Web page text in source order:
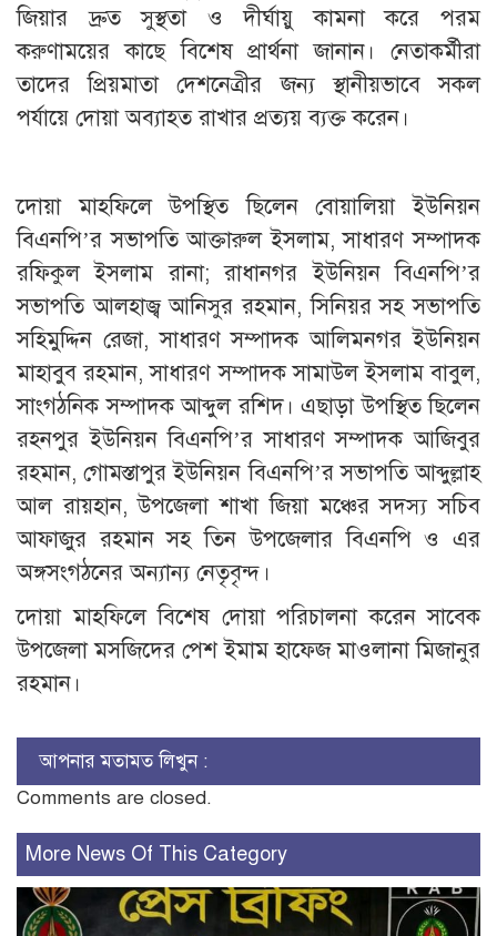
জিয়ার দ্রুত সুস্থতা ও দীর্ঘায়ু কামনা করে পরম
করুণাময়ের কাছে বিশেষ প্রার্থনা জানান। নেতাকর্মীরা
তাদের প্রিয়মাতা দেশনেত্রীর জন্য স্থানীয়ভাবে সকল
পর্যায়ে দোয়া অব্যাহত রাখার প্রত্যয় ব্যক্ত করেন।
​দোয়া মাহফিলে উপস্থিত ছিলেন বোয়ালিয়া ইউনিয়ন
বিএনপি’র সভাপতি আক্তারুল ইসলাম, সাধারণ সম্পাদক
রফিকুল ইসলাম রানা; রাধানগর ইউনিয়ন বিএনপি’র
সভাপতি আলহাজ্ব আনিসুর রহমান, সিনিয়র সহ সভাপতি
সহিমুদ্দিন রেজা, সাধারণ সম্পাদক আলিমনগর ইউনিয়ন
মাহাবুব রহমান, সাধারণ সম্পাদক সামাউল ইসলাম বাবুল,
সাংগঠনিক সম্পাদক আব্দুল রশিদ। এছাড়া উপস্থিত ছিলেন
রহনপুর ইউনিয়ন বিএনপি’র সাধারণ সম্পাদক আজিবুর
রহমান, গোমস্তাপুর ইউনিয়ন বিএনপি’র সভাপতি আব্দুল্লাহ
আল রায়হান, উপজেলা শাখা জিয়া মঞ্চের সদস্য সচিব
আফাজুর রহমান সহ তিন উপজেলার বিএনপি ও এর
অঙ্গসংগঠনের অন্যান্য নেতৃবৃন্দ।
​দোয়া মাহফিলে বিশেষ দোয়া পরিচালনা করেন সাবেক
উপজেলা মসজিদের পেশ ইমাম হাফেজ মাওলানা মিজানুর
রহমান।
আপনার মতামত লিখুন :
Comments are closed.
More News Of This Category